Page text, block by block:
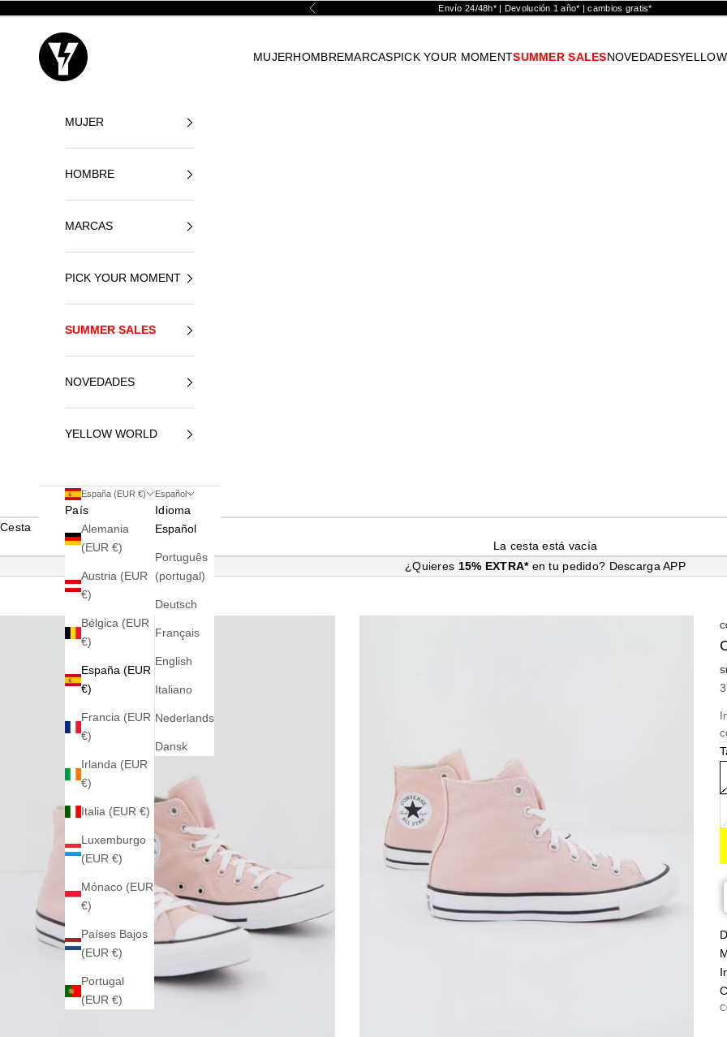
Anterior Envío 24/48h* | Devolución 1 año* | cambios gratis*
Yellowshop
MUJERHOMBREMARCASPICK YOUR MOMENTSUMMER SALESNOVEDADES
MUJER
HOMBRE
MARCAS
PICK YOUR MOMENT
SUMMER SALES
NOVEDADES
YELLOW WORLD
España (EUR €)
País
Alemania
(EUR €)
Austria (EUR
€)
Bélgica (EUR
€)
España (EUR
€)
Francia (EUR
€)
Irlanda (EUR
€)
Italia (EUR €)
Luxemburgo
(EUR €)
Mónaco (EUR
€)
Países Bajos
(EUR €)
Portugal
(EUR €)
Español
Idioma
Español
Português
(portugal)
Deutsch
Français
English
Italiano
Nederlands
Dansk
Cesta
La cesta está vacía
¿Quieres 15% EXTRA* en tu pedido? Descarga APP